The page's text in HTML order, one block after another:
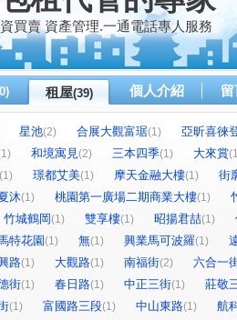
買賣 資產管理.一通電話專人服務
租屋(39) 個人介紹
星池(2) 合展大觀富琚(1)
亞昕喜徠
和境寓見(2) 三本四季(1) 大來賞
(1) 璟都艾美(1) 摩天金融大樓(1)
街
沐(1) 桃園第一廣場二期商業大樓(1)
竹城鶴岡 (1) 雙享樓(1) 昭揚君喆(1)
特花園 (1) 無(1) 興業馬可波羅(1)
路(1) 大觀路(1) 南福街(2)
六合一
街(1) 春日路(1) 中正三街(1)
莊敬
(1) 富國路三段(1) 中山東路(1)
航